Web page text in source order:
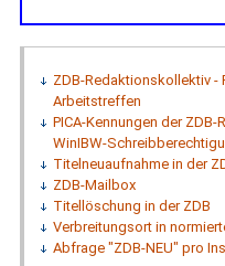
ZDB-Redaktionskollektiv -
Arbeitstreffen
PICA-Kennungen der
WinIBW-
Titelneuaufnahme in der
ZDB-Mailbox
Titellöschung in der ZDB
Verbreitungsort in
Abfrage "ZDB-NEU" pro